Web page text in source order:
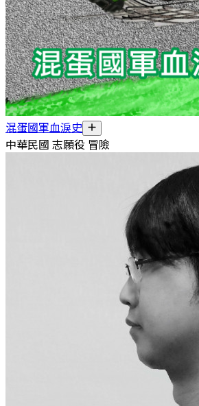
混蛋國軍血淚史
中華民國 志願役 冒險